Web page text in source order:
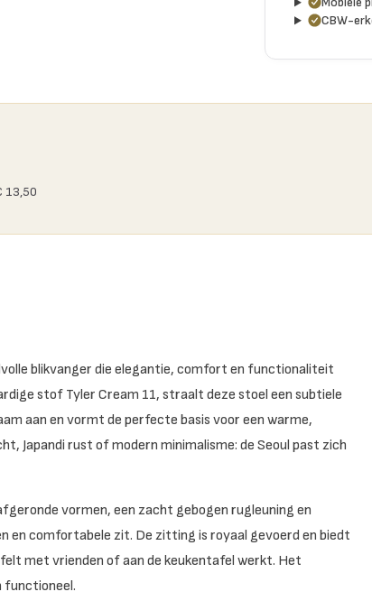
CBW-
13,50
blikvanger die elegantie, comfort en functionaliteit
stof Tyler Cream 11, straalt deze stoel een subtiele
aan en vormt de perfecte basis voor een warme,
Japandi rust of modern minimalisme: de Seoul past zich
vormen, een zacht gebogen rugleuning en
en comfortabele zit. De zitting is royaal gevoerd en biedt
met vrienden of aan de keukentafel werkt. Het
functioneel.